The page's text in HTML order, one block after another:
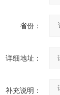
省份：
详细地址：
补充说明：